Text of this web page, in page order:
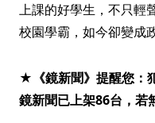
上課的好學生，不只輕
校園學霸，如今卻變成
★《鏡新聞》提醒您：
鏡新聞已上架86台，若